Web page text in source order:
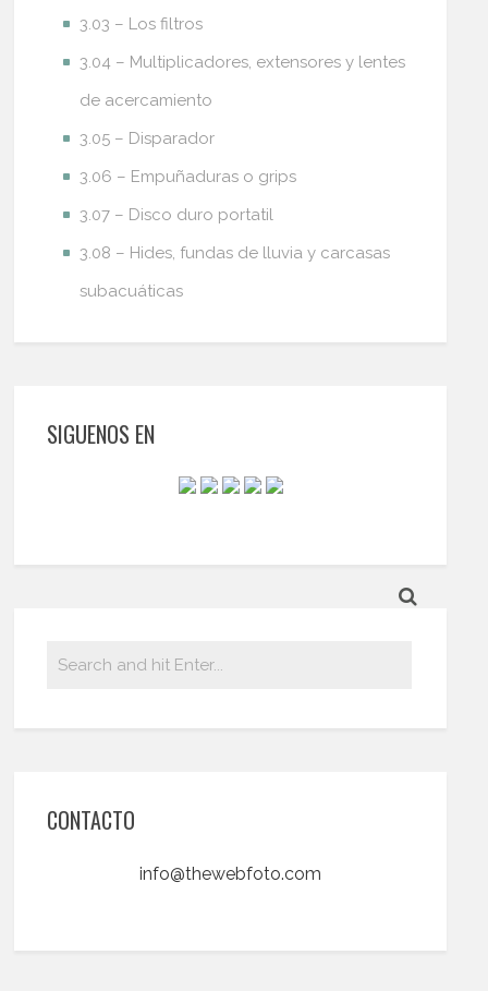
3.03 – Los filtros
3.04 – Multiplicadores, extensores y lentes
de acercamiento
3.05 – Disparador
3.06 – Empuñaduras o grips
3.07 – Disco duro portatil
3.08 – Hides, fundas de lluvia y carcasas
subacuáticas
SIGUENOS EN
CONTACTO
info@thewebfoto.com